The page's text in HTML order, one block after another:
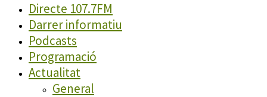
Directe 107.7FM
Darrer informatiu
Podcasts
Programació
Actualitat
General